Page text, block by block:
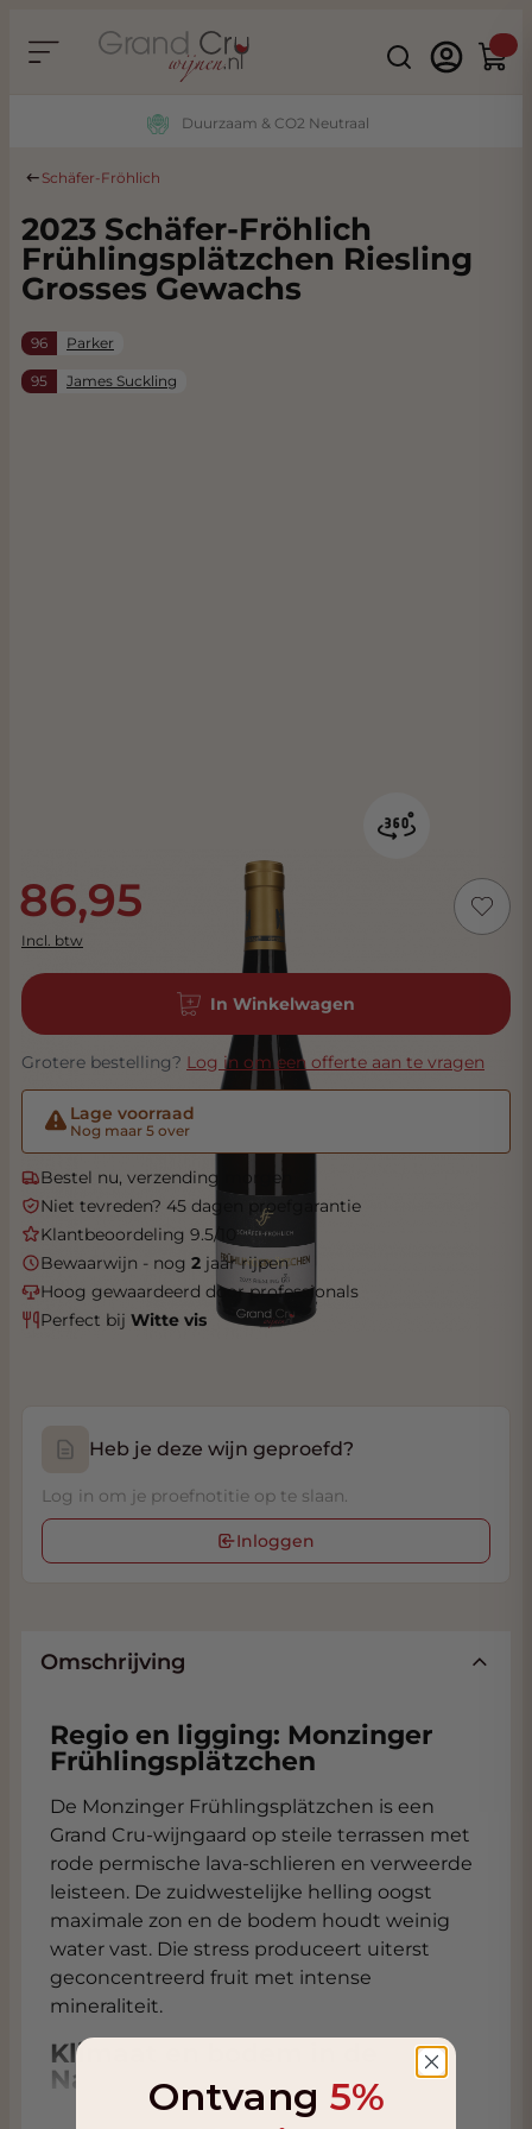
Search
Duurzaam & CO2 Neutraal
Schäfer-Fröhlich
2023 Schäfer-Fröhlich
Frühlingsplätzchen Riesling
Grosses Gewachs
96 Parker
95 James Suckling
86,95
Incl. btw
In Winkelwagen
Grotere bestelling? Log in om een offerte aan te vragen
Lage voorraad
Nog maar 5 over
Bestel nu, verzending morgen
Niet tevreden? 45 dagen proefgarantie
Klantbeoordeling 9.5/10
Bewaarwijn - nog 2 jaar rijpen
Hoog gewaardeerd door professionals
Perfect bij Witte vis
Heb je deze wijn geproefd?
Log in om je proefnotitie op te slaan.
Inloggen
Omschrijving
Regio en ligging: Monzinger
Frühlingsplätzchen
De Monzinger Frühlingsplätzchen is een
Grand Cru‑wijngaard op steile terrassen met
rode permische lava‑schlieren en verweerde
leisteen. De zuidwestelijke helling oogst
maximale zon en de bodem houdt weinig
water vast. Die stress produceert uiterst
geconcentreerd fruit met intense
mineraliteit.
Klimaat en bodem in de
Nahe‑regioOntvang 5%